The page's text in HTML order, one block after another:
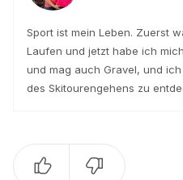
Sport ist mein Leben. Zuerst
Laufen und jetzt habe ich
und mag auch Gravel, und
des Skitourengehens zu